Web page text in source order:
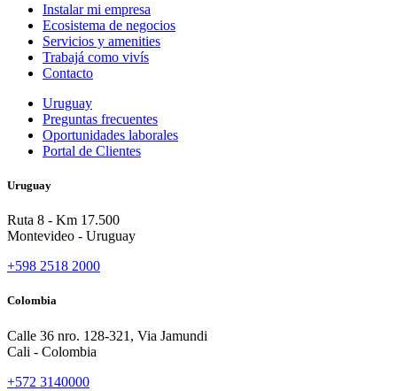
Instalar mi empresa
Ecosistema de negocios
Servicios y amenities
Trabajá como vivís
Contacto
Uruguay
Preguntas frecuentes
Oportunidades laborales
Portal de Clientes
Uruguay
Ruta 8 - Km 17.500
Montevideo - Uruguay
+598 2518 2000
Colombia
Calle 36 nro. 128-321, Via Jamundi
Cali - Colombia
+572 3140000